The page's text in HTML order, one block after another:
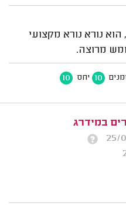
נורא נורא מקצועי
מרוצה.
10 יחס 10
במידרג